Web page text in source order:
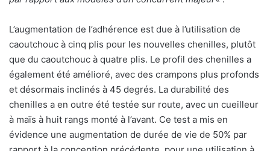
L’augmentation de l’adhérence est due à l’utilisation de
caoutchouc à cinq plis pour les nouvelles chenilles, plutôt
que du caoutchouc à quatre plis. Le profil des chenilles a
également été amélioré, avec des crampons plus profonds
et désormais inclinés à 45 degrés. La durabilité des
chenilles a en outre été testée sur route, avec un cueilleur
à maïs à huit rangs monté à l’avant. Ce test a mis en
évidence une augmentation de durée de vie de 50% par